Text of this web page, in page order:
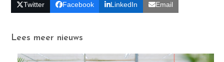
Twitter Facebook LinkedIn Email
Lees meer nieuws